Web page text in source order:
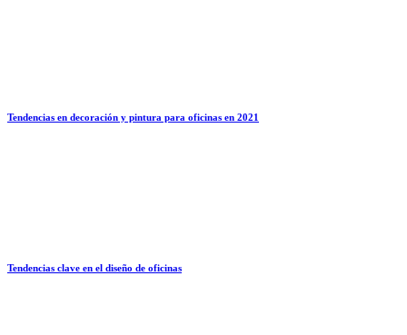
Tendencias en decoración y pintura para oficinas en 2021
Tendencias clave en el diseño de oficinas